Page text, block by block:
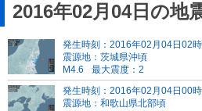
2016年02月04日の地
発生時刻：2016年02月04日02
震源地：茨城県沖頃
M4.6
最大震度：2
発生時刻：2016年02月04日00
震源地：和歌山県北部頃